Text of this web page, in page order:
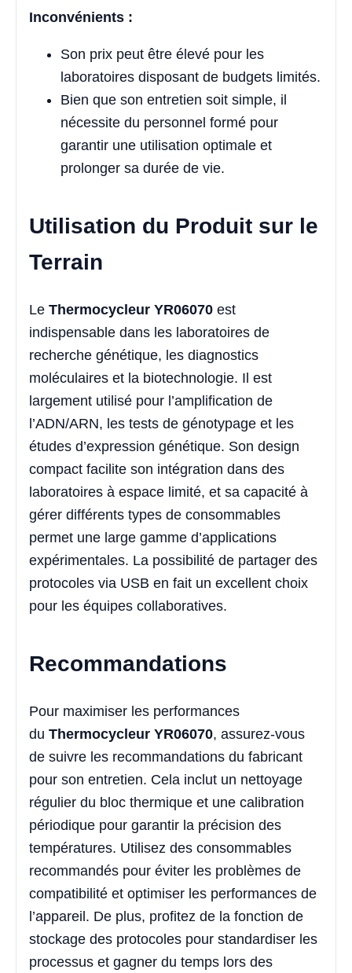
Inconvénients :
Son prix peut être élevé pour les
laboratoires disposant de budgets limités.
Bien que son entretien soit simple, il
nécessite du personnel formé pour
garantir une utilisation optimale et
prolonger sa durée de vie.
Utilisation du Produit sur le
Terrain
Le Thermocycleur YR06070 est
indispensable dans les laboratoires de
recherche génétique, les diagnostics
moléculaires et la biotechnologie. Il est
largement utilisé pour l’amplification de
l’ADN/ARN, les tests de génotypage et les
études d’expression génétique. Son design
compact facilite son intégration dans des
laboratoires à espace limité, et sa capacité à
gérer différents types de consommables
permet une large gamme d’applications
expérimentales. La possibilité de partager des
protocoles via USB en fait un excellent choix
pour les équipes collaboratives.
Recommandations
Pour maximiser les performances
du Thermocycleur YR06070, assurez-vous
de suivre les recommandations du fabricant
pour son entretien. Cela inclut un nettoyage
régulier du bloc thermique et une calibration
périodique pour garantir la précision des
températures. Utilisez des consommables
recommandés pour éviter les problèmes de
compatibilité et optimiser les performances de
l’appareil. De plus, profitez de la fonction de
stockage des protocoles pour standardiser les
processus et gagner du temps lors des